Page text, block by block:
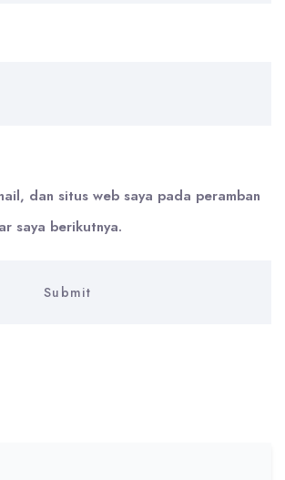
dan situs web saya pada peramban
saya berikutnya.